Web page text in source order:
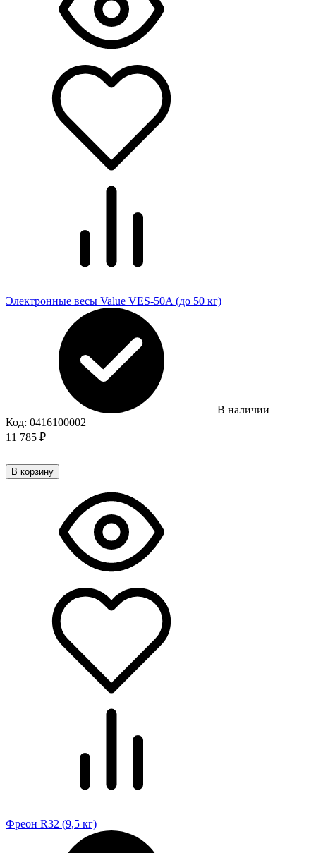
Электронные весы Value VES-50A (до 50 кг)
В наличии
Код: 0416100002
11 785 ₽
В корзину
Фреон R32 (9,5 кг)